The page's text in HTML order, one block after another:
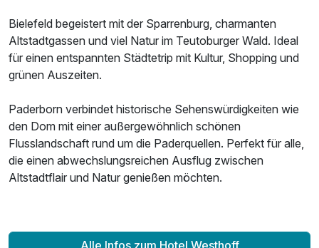
Bielefeld begeistert mit der Sparrenburg, charmanten
Altstadtgassen und viel Natur im Teutoburger Wald. Ideal
für einen entspannten Städtetrip mit Kultur, Shopping und
grünen Auszeiten.
Paderborn verbindet historische Sehenswürdigkeiten wie
den Dom mit einer außergewöhnlich schönen
Flusslandschaft rund um die Paderquellen. Perfekt für alle,
die einen abwechslungsreichen Ausflug zwischen
Altstadtflair und Natur genießen möchten.
Alle Infos zum Hotel Westhoff